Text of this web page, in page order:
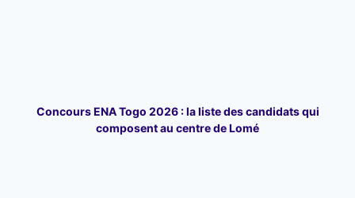
Concours ENA Togo 2026 : la liste des candidats qui
composent au centre de Lomé